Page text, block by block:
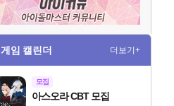
게임 캘린더 더보기+
모집
아스오라 CBT 모집